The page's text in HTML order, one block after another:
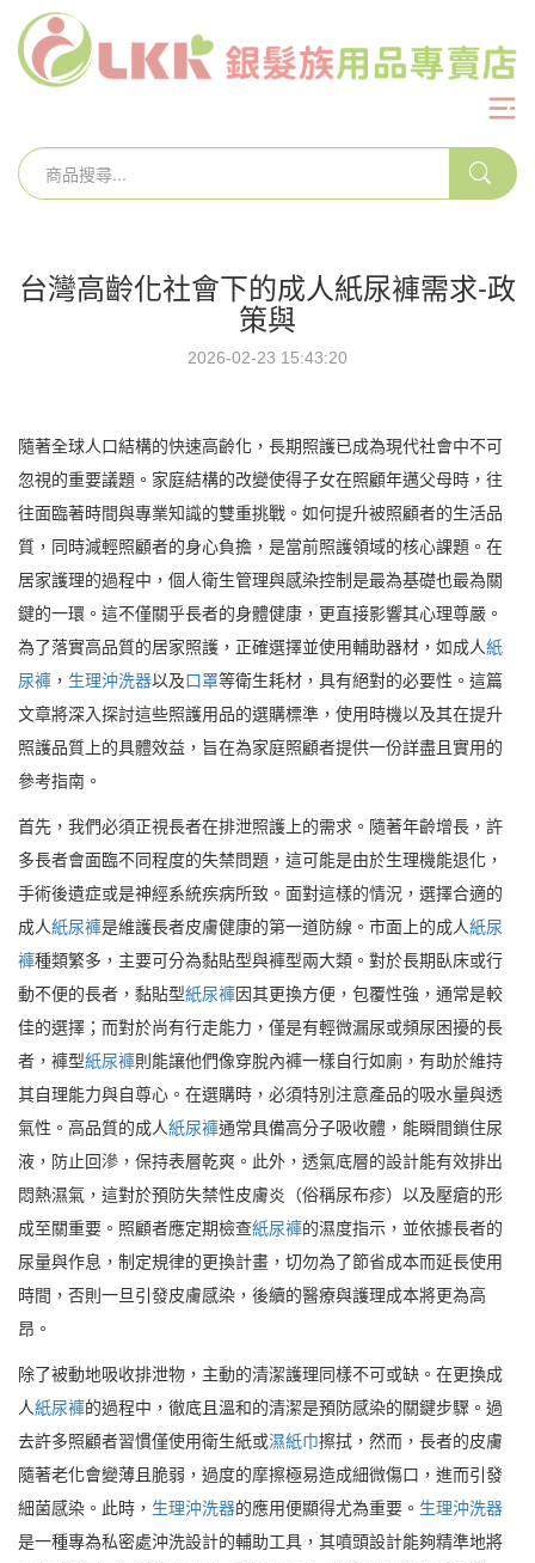
台灣高齡化社會下的成人紙尿褲需求-政
策與
2026-02-23 15:43:20
隨著全球人口結構的快速高齡化，長期照護已成為現代社會中不可
忽視的重要議題。家庭結構的改變使得子女在照顧年邁父母時，往
往面臨著時間與專業知識的雙重挑戰。如何提升被照顧者的生活品
質，同時減輕照顧者的身心負擔，是當前照護領域的核心課題。在
居家護理的過程中，個人衛生管理與感染控制是最為基礎也最為關
鍵的一環。這不僅關乎長者的身體健康，更直接影響其心理尊嚴。
為了落實高品質的居家照護，正確選擇並使用輔助器材，如成人紙
尿褲 ， 生理沖洗器以及口罩等衛生耗材，具有絕對的必要性。這篇
文章將深入探討這些照護用品的選購標準，使用時機以及其在提升
照護品質上的具體效益，旨在為家庭照顧者提供一份詳盡且實用的
參考指南。
首先，我們必須正視長者在排泄照護上的需求。隨著年齡增長，許
多長者會面臨不同程度的失禁問題，這可能是由於生理機能退化，
手術後遺症或是神經系統疾病所致。面對這樣的情況，選擇合適的
成人紙尿褲是維護長者皮膚健康的第一道防線。市面上的成人紙尿
褲種類繁多，主要可分為黏貼型與褲型兩大類。對於長期臥床或行
動不便的長者，黏貼型紙尿褲因其更換方便，包覆性強，通常是較
佳的選擇；而對於尚有行走能力，僅是有輕微漏尿或頻尿困擾的長
者，褲型紙尿褲則能讓他們像穿脫內褲一樣自行如廁，有助於維持
其自理能力與自尊心。在選購時，必須特別注意產品的吸水量與透
氣性。高品質的成人紙尿褲通常具備高分子吸收體，能瞬間鎖住尿
液，防止回滲，保持表層乾爽。此外，透氣底層的設計能有效排出
悶熱濕氣，這對於預防失禁性皮膚炎（俗稱尿布疹）以及壓瘡的形
成至關重要。照顧者應定期檢查紙尿褲的濕度指示，並依據長者的
尿量與作息，制定規律的更換計畫，切勿為了節省成本而延長使用
時間，否則一旦引發皮膚感染，後續的醫療與護理成本將更為高
昂。
除了被動地吸收排泄物，主動的清潔護理同樣不可或缺。在更換成
人紙尿褲的過程中，徹底且溫和的清潔是預防感染的關鍵步驟。過
去許多照顧者習慣僅使用衛生紙或濕紙巾擦拭，然而，長者的皮膚
隨著老化會變薄且脆弱，過度的摩擦極易造成細微傷口，進而引發
細菌感染。此時， 生理沖洗器的應用便顯得尤為重要。 生理沖洗器
是一種專為私密處沖洗設計的輔助工具，其噴頭設計能夠精準地將